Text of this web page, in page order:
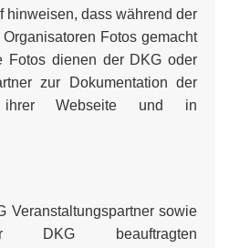
hinweisen, dass während der
Fotos gemacht
Fotos dienen der DKG oder
zur Dokumentation der
ihrer Webseite und in
Veranstaltungspartner sowie
beauftragten